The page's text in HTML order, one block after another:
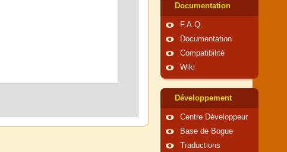
Documentation
F.A.Q.
Documentation
Compatibilité
Wiki
Développement
Centre Développeur
Base de Bogue
Traductions